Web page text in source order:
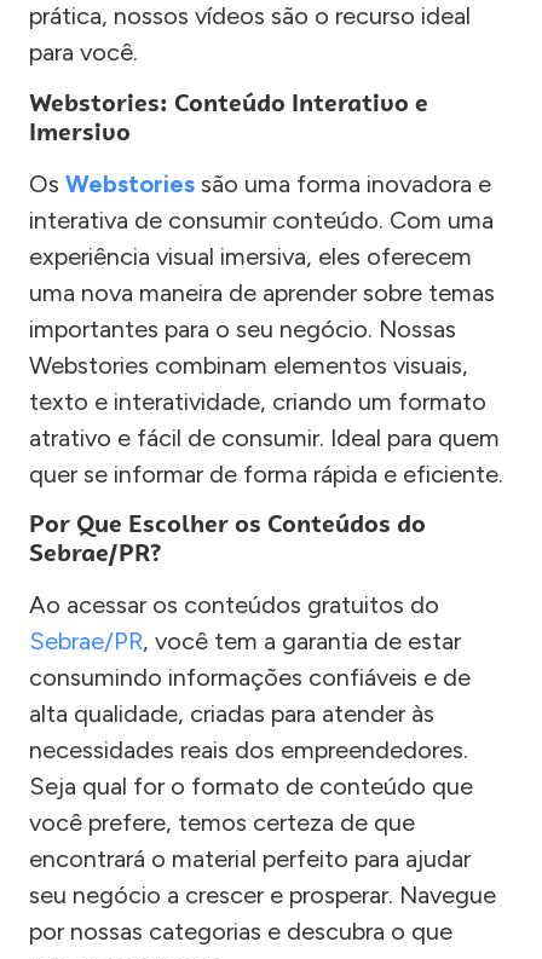
prática, nossos vídeos são o recurso ideal
para você.
Webstories: Conteúdo Interativo e
Imersivo
Os Webstories são uma forma inovadora e
interativa de consumir conteúdo. Com uma
experiência visual imersiva, eles oferecem
uma nova maneira de aprender sobre temas
importantes para o seu negócio. Nossas
Webstories combinam elementos visuais,
texto e interatividade, criando um formato
atrativo e fácil de consumir. Ideal para quem
quer se informar de forma rápida e eficiente.
Por Que Escolher os Conteúdos do
Sebrae/PR?
Ao acessar os conteúdos gratuitos do
Sebrae/PR, você tem a garantia de estar
consumindo informações confiáveis e de
alta qualidade, criadas para atender às
necessidades reais dos empreendedores.
Seja qual for o formato de conteúdo que
você prefere, temos certeza de que
encontrará o material perfeito para ajudar
seu negócio a crescer e prosperar. Navegue
por nossas categorias e descubra o que